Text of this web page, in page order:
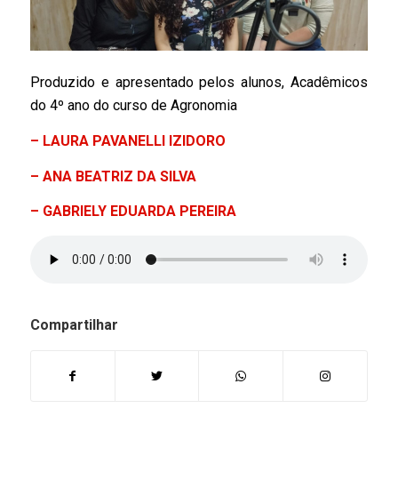
Produzido e apresentado pelos alunos, Acadêmicos
do 4º ano do curso de Agronomia
– LAURA PAVANELLI IZIDORO
– ANA BEATRIZ DA SILVA
– GABRIELY EDUARDA PEREIRA
Compartilhar